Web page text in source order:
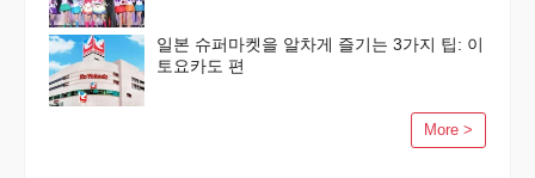
일본 슈퍼마켓을 알차게 즐기는 3가지 팁: 이
토요카도 편
More >